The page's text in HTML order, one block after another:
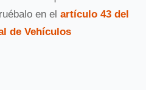
en el artículo 43 del
de Vehículos